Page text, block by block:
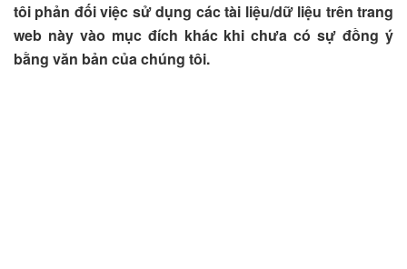
tôi phản đối việc sử dụng các tài liệu/dữ liệu trên trang
web này vào mục đích khác khi chưa có sự đồng ý
bằng văn bản của chúng tôi.